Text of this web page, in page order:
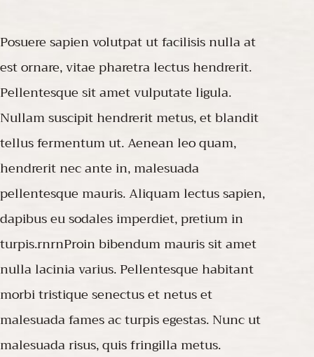
Posuere sapien volutpat ut facilisis nulla at
est ornare, vitae pharetra lectus hendrerit.
Pellentesque sit amet vulputate ligula.
Nullam suscipit hendrerit metus, et blandit
tellus fermentum ut. Aenean leo quam,
hendrerit nec ante in, malesuada
pellentesque mauris. Aliquam lectus sapien,
dapibus eu sodales imperdiet, pretium in
turpis.rnrnProin bibendum mauris sit amet
nulla lacinia varius. Pellentesque habitant
morbi tristique senectus et netus et
malesuada fames ac turpis egestas. Nunc ut
malesuada risus, quis fringilla metus.